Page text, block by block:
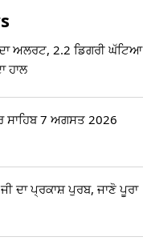
ਅਲਰਟ, 2.2 ਡਿਗਰੀ ਘੱਟਿਆ
ਹਾਲ
ਸਾਹਿਬ 7 ਅਗਸਤ 2026
ਦਾ ਪ੍ਰਕਾਸ਼ ਪੁਰਬ, ਜਾਣੋ ਪੂਰਾ